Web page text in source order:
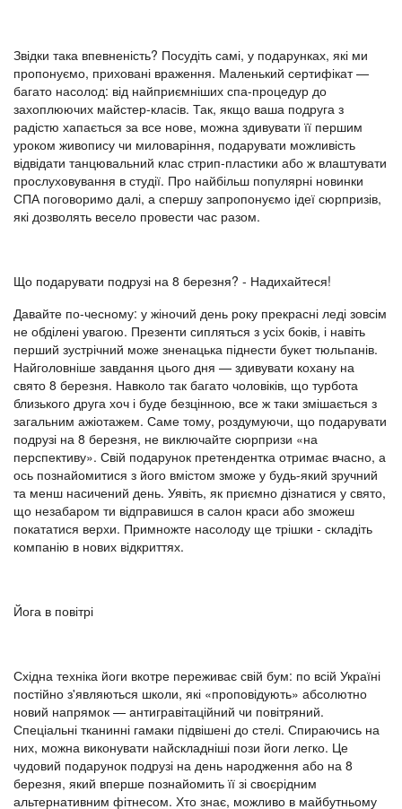
Звідки така впевненість? Посудіть самі, у подарунках, які ми
пропонуємо, приховані враження. Маленький сертифікат —
багато насолод: від найприємніших спа-процедур до
захоплюючих майстер-класів. Так, якщо ваша подруга з
радістю хапається за все нове, можна здивувати її першим
уроком живопису чи миловаріння, подарувати можливість
відвідати танцювальний клас стрип-пластики або ж влаштувати
прослуховування в студії. Про найбільш популярні новинки
СПА поговоримо далі, а спершу запропонуємо ідеї сюрпризів,
які дозволять весело провести час разом.
Що подарувати подрузі на 8 березня? - Надихайтеся!
Давайте по-чесному: у жіночий день року прекрасні леді зовсім
не обділені увагою. Презенти сипляться з усіх боків, і навіть
перший зустрічний може зненацька піднести букет тюльпанів.
Найголовніше завдання цього дня — здивувати кохану на
свято 8 березня. Навколо так багато чоловіків, що турбота
близького друга хоч і буде безцінною, все ж таки змішається з
загальним ажіотажем. Саме тому, роздумуючи, що подарувати
подрузі на 8 березня, не виключайте сюрпризи «на
перспективу». Свій подарунок претендентка отримає вчасно, а
ось познайомитися з його вмістом зможе у будь-який зручний
та менш насичений день. Уявіть, як приємно дізнатися у свято,
що незабаром ти відправишся в салон краси або зможеш
покататися верхи. Примножте насолоду ще трішки - складіть
компанію в нових відкриттях.
Йога в повітрі
Східна техніка йоги вкотре переживає свій бум: по всій Україні
постійно з'являються школи, які «проповідують» абсолютно
новий напрямок — антигравітаційний чи повітряний.
Спеціальні тканинні гамаки підвішені до стелі. Спираючись на
них, можна виконувати найскладніші пози йоги легко. Це
чудовий подарунок подрузі на день народження або на 8
березня, який вперше познайомить її зі своєрідним
альтернативним фітнесом. Хто знає, можливо в майбутньому